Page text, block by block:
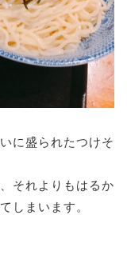
に盛られたつけそ
それよりもはるか
しまいます。